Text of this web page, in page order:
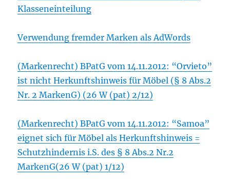
Klasseneinteilung
Verwendung fremder Marken als AdWords
(Markenrecht) BPatG vom 14.11.2012: “Orvieto”
ist nicht Herkunftshinweis für Möbel (§ 8 Abs.2
Nr. 2 MarkenG) (26 W (pat) 2/12)
(Markenrecht) BPatG vom 14.11.2012: “Samoa”
eignet sich für Möbel als Herkunftshinweis =
Schutzhindernis i.S. des § 8 Abs.2 Nr.2
MarkenG(26 W (pat) 1/12)